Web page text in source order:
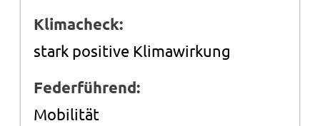
Klimacheck:
stark positive Klimawirkung
Federführend:
Mobilität